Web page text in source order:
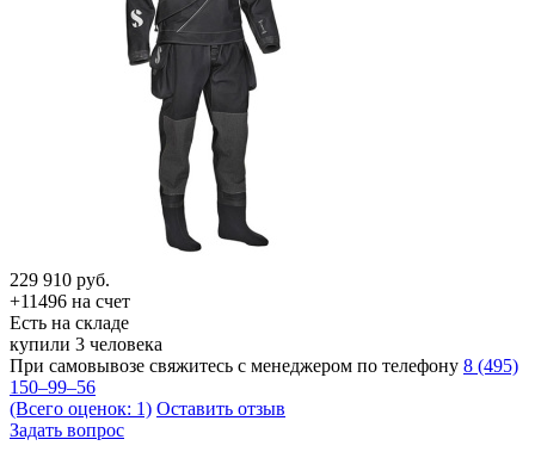
229 910 руб.
+11496 на счет
Есть на складе
купили 3 человека
При самовывозе свяжитесь с менеджером по телефону 8 (495)
150–99–56
(Всего оценок: 1) Оставить отзыв
Задать вопрос